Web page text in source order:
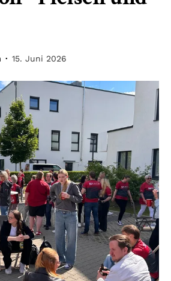
· 15. Juni 2026